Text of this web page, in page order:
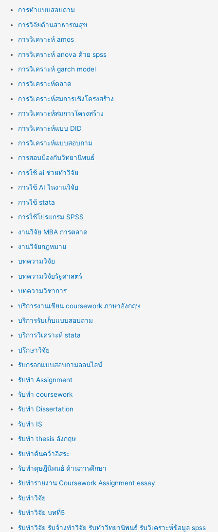
การทำแบบสอบถาม
การวิจัยด้านสาธารณสุข
การวิเคราะห์ amos
การวิเคราะห์ anova ด้วย spss
การวิเคราะห์ garch model
การวิเคราะห์ตลาด
การวิเคราะห์สมการเชิงโครงสร้าง
การวิเคราะห์สมการโครงสร้าง
การวิเคราะห์แบบ DID
การวิเคราะห์แบบสอบถาม
การสอบป้องกันวิทยานิพนธ์
การใช้ ai ช่วยทำวิจัย
การใช้ AI ในงานวิจัย
การใช้ stata
การใช้โปรแกรม SPSS
งานวิจัย MBA การตลาด
งานวิจัยกฎหมาย
บทความวิจัย
บทความวิจัยรัฐศาสตร์
บทความวิชาการ
บริการงานเขียน coursework ภาษาอังกฤษ
บริการรับเก็บแบบสอบถาม
บริการวิเคราะห์ stata
ปรึกษาวิจัย
รับกรอกแบบสอบถามออนไลน์
รับทำ Assignment
รับทำ coursework
รับทำ Dissertation
รับทำ IS
รับทำ thesis อังกฤษ
รับทำค้นคว้าอิสระ
รับทำดุษฎีนิพนธ์ ด้านการศึกษา
รับทำรายงาน Coursework Assignment essay
รับทำวิจัย
รับทำวิจัย บทที่5
รับทำวิจัย รับจ้างทำวิจัย รับทำวิทยานิพนธ์ รับวิเคราะห์ข้อมูล spss